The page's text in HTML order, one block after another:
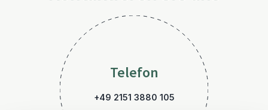
Telefon
+49 2151 3880 105